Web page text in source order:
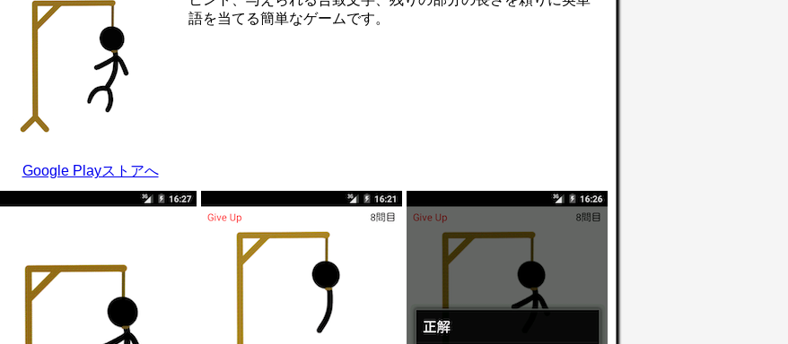
Google Playストアへ
語を当てる簡単なゲームです。